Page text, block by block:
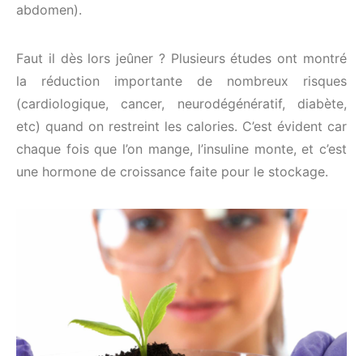
abdomen).
Faut il dès lors jeûner ? Plusieurs études ont montré
la réduction importante de nombreux risques
(cardiologique, cancer, neurodégénératif, diabète,
etc) quand on restreint les calories. C’est évident car
chaque fois que l’on mange, l’insuline monte, et c’est
une hormone de croissance faite pour le stockage.